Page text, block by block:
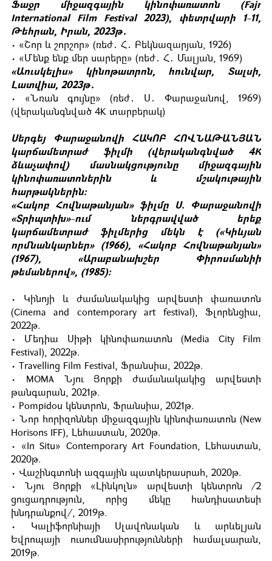
Ֆաջր միջազգային կինոփառատոն (Fajr
International Film Festival 2023), փետրվարի 1-11,
Թեհրան, Իրան, 2023թ․
• «Շոր և շորշոր» (ռեժ․ Հ․ Բեկնազարյան, 1926)
• «Մենք ենք մեր սարերը» (ռեժ․ Հ․ Մալյան, 1969)
«Աուսկելիս» կինոթատրոն, հունվար, Տալսի,
Լատվիա, 2023թ․
• «Նռան գույնը» (ռեժ․ Ս․ Փարաջանով, 1969)
(վերականգնված 4K տարբերակ)
Սերգեյ Փարաջանովի ՀԱԿՈԲ ՀՈՎՆԱԹԱՆՅԱՆ
կարճամետրաժ ֆիլմի (վերականգնված 4К
ձևաչափով) մասնակցությունը միջազգային
կինոփառատոներին և մշակութային
հարթակներին:
«Հակոբ Հովնաթանյան» ֆիլմը Ս. Փարաջանովի
«Տրիպտիխ»-ում ներգրավված երեք
կարճամետրաժ ֆիլմերից մեկն է («Կիևյան
որմնանկարներ» (1966), «Հակոբ Հովնաթանյան»
(1967), «Արաբանախշեր Փիրոսմանիի
թեմաներով», (1985):
• Կինոյի և ժամանակակից արվեստի փառատոն
(Cinema and contemporary art festival), Ֆլորենցիա,
2022թ.
• Մեդիա Սիթի կինոփառատոն (Media City Film
Festival), 2022թ.
• Travelling Film Festival, Ֆրանսիա, 2022թ.
• МОМА Նյու Յորքի ժամանակակից արվեստի
թանգարան, 2021թ.
• Pompidou կենտրոն, Ֆրանսիա, 2021թ.
• Նոր հորիզոններ միջազգային կինոփառատոն (New
Horisons IFF), Լեհաստան, 2020թ.
• «In Situ» Contemporary Art Foundation, Լեհաստան,
2020թ.
• Վաշինգտոնի ազգային պատկերասրահ, 2020թ.
• Նյու Յորքի «Լինկոլն» արվեստի կենտրոն /2
ցուցադրություն, որից մեկը հանդիսատեսի
խնդրանքով/, 2019թ.
• Կալիֆորնիայի Սլավոնական և արևելյան
Եվրոպայի ուսումնասիրությունների համալսարան,
2019թ.